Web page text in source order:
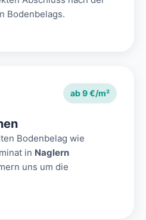
Bodenbelags.
ab 9 €/m²
Bodenbelag wie
in Naglern
uns um die